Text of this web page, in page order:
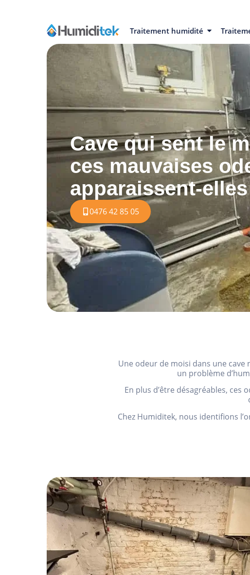
Traitement humidité
Cave qui sent le
ces mauvaises
apparaissent-
0476 42 85 05
Une odeur de moisi dans une cave
un problème
En plus d’être désagréables,
Chez Humiditek, nous identifions